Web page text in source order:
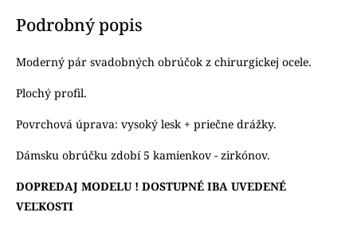
Podrobný popis
Moderný pár svadobných obrúčok z chirurgickej ocele.
Plochý profil.
Povrchová úprava: vysoký lesk + priečne drážky.
Dámsku obrúčku zdobí 5 kamienkov - zirkónov.
DOPREDAJ MODELU ! DOSTUPNÉ IBA UVEDENÉ
VEĽKOSTI